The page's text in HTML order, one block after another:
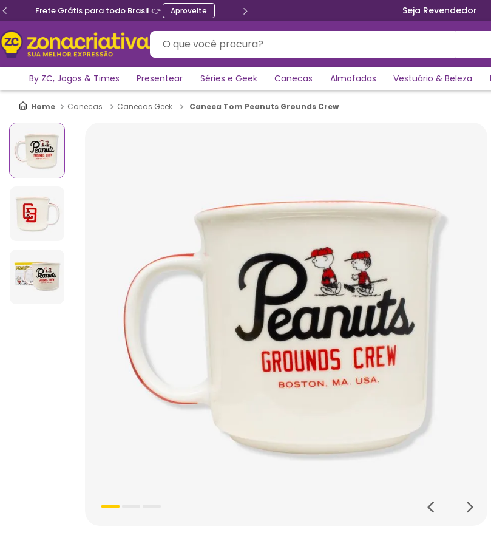
Frete Grátis para todo Brasil 👉 Aproveite Seja Revendedor
O que você procura?
By ZC, Jogos & Times Presentear Séries e Geek Canecas Almofadas Vestuário & Beleza
Canecas Canecas Geek Caneca Tom Peanuts Grounds Crew